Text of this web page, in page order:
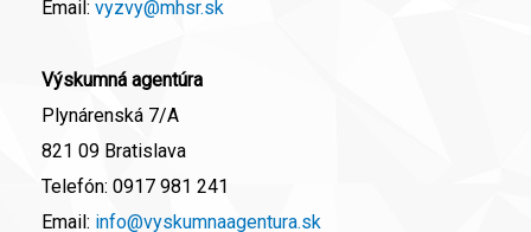
Email: vyzvy@mhsr.sk
Výskumná agentúra
Plynárenská 7/A
821 09 Bratislava
Telefón: 0917 981 241
Email: info@vyskumnaagentura.sk